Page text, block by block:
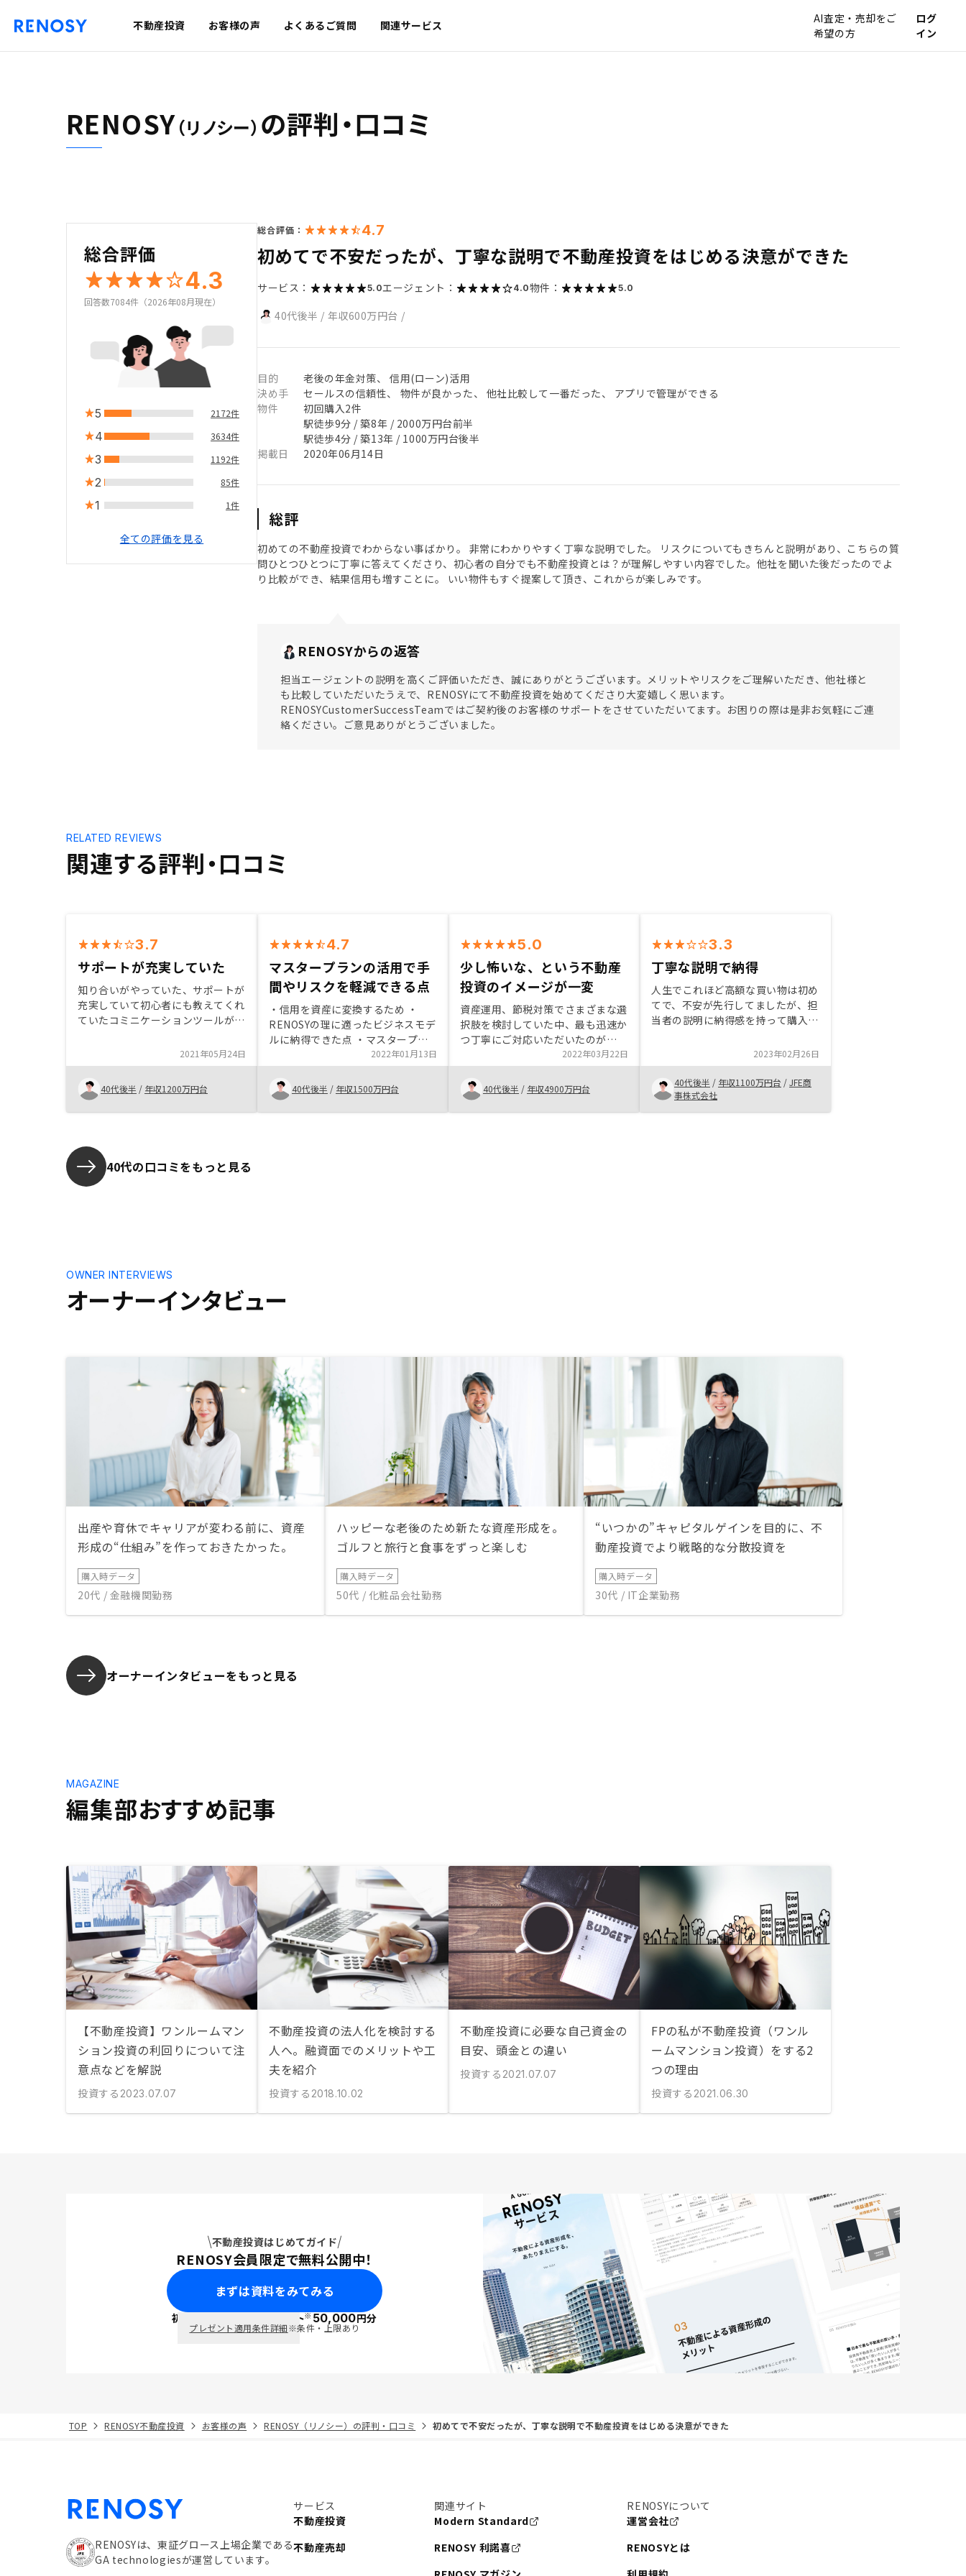
不動産投資 お客様の声 よくあるご質問 関連サービス
AI査定・売却をご
希望の方
ログ
イン
RENOSY（リノシー） の評判・口コミ
総合評価
4.3
回答数7084件（2026年08月現在）
5 2172件
4 3634件
3 1192件
2 85件
1 1件
全ての評価を見る
総合評価： 4.7
初めてで不安だったが、丁寧な説明で不動産投資をはじめる決意ができた
サービス： 5.0エージェント： 4.0物件： 5.0
40代後半 / 年収600万円台 /
目的
老後の年金対策、 信用(ローン)活用
決め手
セールスの信頼性、 物件が良かった、 他社比較して一番だった、 アプリで管理ができる
物件
初回購入2件
駅徒歩9分 / 築8年 / 2000万円台前半
駅徒歩4分 / 築13年 / 1000万円台後半
掲載日
2020年06月14日
総評
初めての不動産投資でわからない事ばかり。 非常にわかりやすく丁寧な説明でした。 リスクについてもきちんと説明があり、こちらの質
問ひとつひとつに丁寧に答えてくださり、初心者の自分でも不動産投資とは？が理解しやすい内容でした。他社を聞いた後だったのでよ
り比較ができ、結果信用も増すことに。 いい物件もすぐ提案して頂き、これからが楽しみです。
RENOSYからの返答
担当エージェントの説明を高くご評価いただき、誠にありがとうございます。メリットやリスクをご理解いただき、他社様と
も比較していただいたうえで、RENOSYにて不動産投資を始めてくださり大変嬉しく思います。
RENOSYCustomerSuccessTeamではご契約後のお客様のサポートをさせていただいてます。お困りの際は是非お気軽にご連
絡ください。ご意見ありがとうございました。
関連する評判・口コミ
RELATED REVIEWS
3.7
サポートが充実していた
知り合いがやっていた、サポートが
充実していて初心者にも教えてくれ
ていたコミニケーションツールがあ
2021年05月24日
40代後半 / 年収1200万円台
4.7
マスタープランの活用で手
間やリスクを軽減できる点
・信用を資産に変換するため ・
RENOSYの理に適ったビジネスモデ
ルに納得できた点 ・マスタープラ
ンの活用で手間やリスクを軽減でき
る点 ・LINEでのタイムリーできめ
細やかな対応 ・実際に手続きをし
てみた際のご担当者達のスムーズで
丁寧な対応 ・親身になって相談に
2022年01月13日
40代後半 / 年収1500万円台
5.0
少し怖いな、という不動産
投資のイメージが一変
資産運用、節税対策でさまざまな選
択肢を検討していた中、最も迅速か
つ丁寧にご対応いただいたのが
Renosyさんでした。手続きも簡便
で、これまで抱いていた不動産投資
のイメージを良い意味で覆してくれ
ました。本当にありがたいですし、
多くの方に実感していただきたいで
2022年03月22日
40代後半 / 年収4900万円台
3.3
丁寧な説明で納得
人生でこれほど高額な買い物は初め
てで、不安が先行してましたが、担
当者の説明に納得感を持って購入で
トはもちろん、デメリットも細かく
説明してくれ、不安なことを丁寧に
解決してくれました。
2023年02月26日
40代後半 / 年収1100万円台 /JFE商
事株式会社
40代の口コミをもっと見る
オーナーインタビュー
OWNER INTERVIEWS
出産や育休でキャリアが変わる前に、資産
形成の“仕組み”を作っておきたかった。
購入時データ
20代 / 金融機関勤務
ハッピーな老後のため新たな資産形成を。
ゴルフと旅行と食事をずっと楽しむ
購入時データ
50代 / 化粧品会社勤務
“いつかの”キャピタルゲインを目的に、不
動産投資でより戦略的な分散投資を
購入時データ
30代 / IT企業勤務
オーナーインタビューをもっと見る
編集部おすすめ記事
MAGAZINE
【不動産投資】ワンルームマン
ション投資の利回りについて注
意点などを解説
投資する 2023.07.07
不動産投資の法人化を検討する
人へ。融資面でのメリットや工
夫を紹介
投資する 2018.10.02
不動産投資に必要な自己資金の
目安、頭金との違い
投資する 2021.07.07
FPの私が不動産投資（ワンル
ームマンション投資）をする2
つの理由
投資する 2021.06.30
不動産投資はじめてガイド
RENOSY会員限定で無料公開中！
まずは資料をみてみる
初回面談で ポイント※50,000円分
プレゼント適用条件詳細※条件・上限あり
TOP RENOSY不動産投資 お客様の声 RENOSY（リノシー）の評判・口コミ 初めてで不安だったが、丁寧な説明で不動産投資をはじめる決意ができた
RENOSYは、東証グロース上場企業である
GA technologiesが運営しています。
サービス
不動産投資
不動産売却
関連サイト
Modern Standard
RENOSY 利諾喜
RENOSYについて
運営会社
RENOSYとは